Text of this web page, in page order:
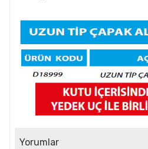
Yorumlar